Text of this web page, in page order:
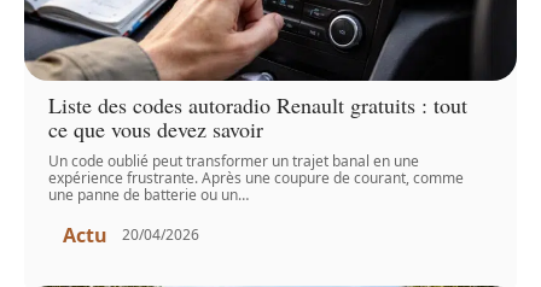
Liste des codes autoradio Renault gratuits : tout
ce que vous devez savoir
Un code oublié peut transformer un trajet banal en une
expérience frustrante. Après une coupure de courant, comme
une panne de batterie ou un…
Actu 20/04/2026